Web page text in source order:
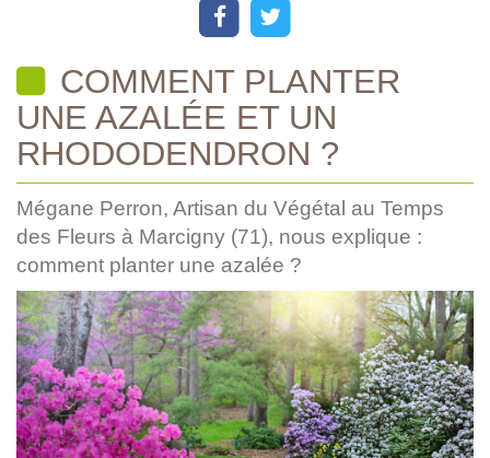
COMMENT PLANTER
UNE AZALÉE ET UN
RHODODENDRON ?
Mégane Perron, Artisan du Végétal au Temps
des Fleurs à Marcigny (71), nous explique :
comment planter une azalée ?